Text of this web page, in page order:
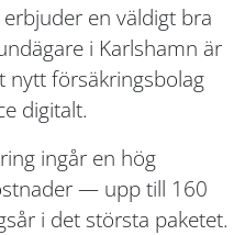
en väldigt bra
i Karlshamn är
nytt försäkringsbolag
digitalt.
ingår en hög
— upp till 160
i det största paketet.